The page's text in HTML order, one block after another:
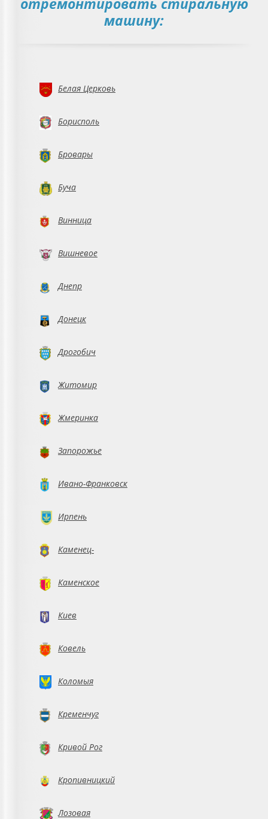
машину:
Белая Церковь
Борисполь
Бровары
Буча
Винница
Вишневое
Днепр
Донецк
Дрогобич
Житомир
Жмеринка
Запорожье
Ивано-Франковск
Ирпень
Каменец-
Каменское
Киев
Ковель
Коломыя
Кременчуг
Кривой Рог
Кропивницкий
Лозовая